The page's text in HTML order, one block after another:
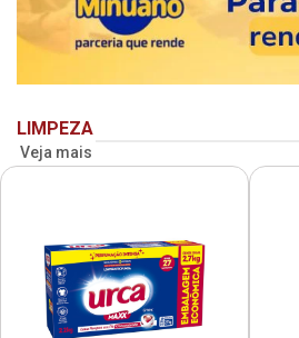
LIMPEZA
Veja mais